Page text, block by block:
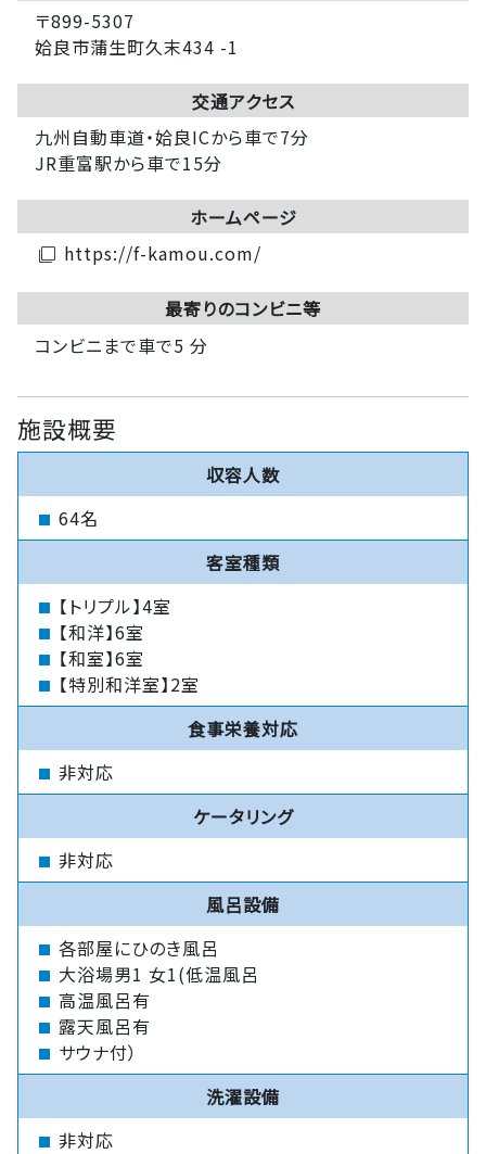
〒899-5307
姶良市蒲生町久末434 -1
交通アクセス
九州自動車道・姶良ICから車で7分
JR重富駅から車で15分
ホームページ
filter_none https://f-kamou.com/
最寄りのコンビニ等
コンビニまで車で5 分
施設概要
収容人数
64名
客室種類
【トリプル】4室
【和洋】6室
【和室】6室
【特別和洋室】2室
食事栄養対応
非対応
ケータリング
非対応
風呂設備
各部屋にひのき風呂
大浴場男1 女1(低温風呂
高温風呂有
露天風呂有
サウナ付）
洗濯設備
非対応